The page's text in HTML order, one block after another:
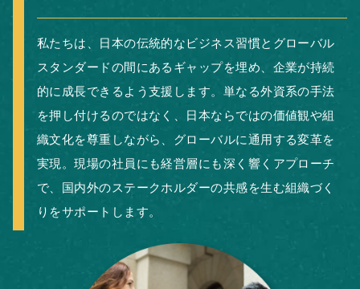
私たちは、日本の伝統的なビジネス習慣とグローバル
スタンダードの間にあるギャップを埋め、企業が持続
的に成長できるよう支援します。単なる外資系の手法
を押し付けるのではなく、日本ならではの価値観や組
織文化を尊重しながら、グローバルに通用する変革を
実現。現場の社員にも経営層にも深く響くアプローチ
で、国内外のステークホルダーの共感を生む組織づく
りをサポートします。